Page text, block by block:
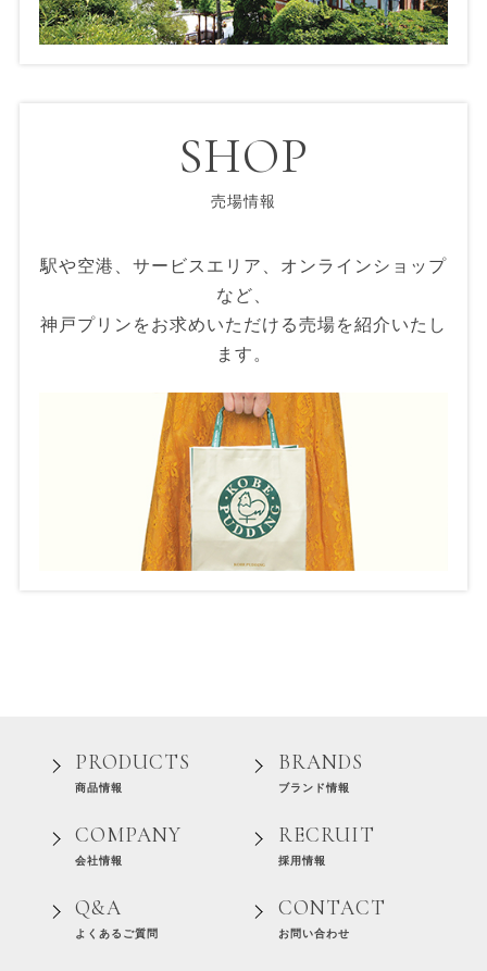
SHOP
売場情報
駅や空港、サービスエリア、オンラインショップ
など、
神戸プリンをお求めいただける売場を紹介いたし
ます。
PRODUCTS
商品情報
BRANDS
ブランド情報
COMPANY
会社情報
RECRUIT
採用情報
Q&A
よくあるご質問
CONTACT
お問い合わせ